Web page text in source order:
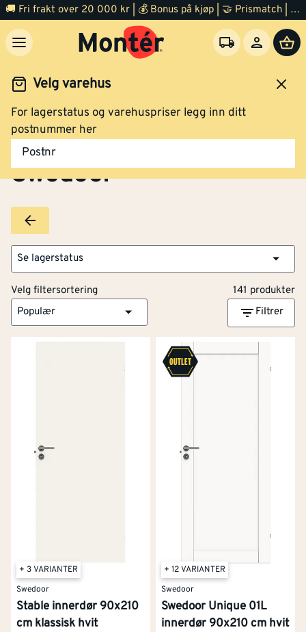
🚚 Fri frakt over 20 000 kr | 💰 Bonus på kjøp | 🤝 Prismatch | ⭐ 100% fornøyd garanti | 🏪 140 byggevarehus
Velg varehus
For lagerstatus og varehuspriser legg inn ditt
postnummer her
Postnr
Brands Swedoor
Swedoor
Se lagerstatus
Velg filtersortering
141 produkter
Populær
Filtrer
+ 3 VARIANTER
Swedoor
Stable innerdør 90x210
cm klassisk hvit
+ 12 VARIANTER
Swedoor
Swedoor Unique 01L
innerdør 90x210 cm hvit